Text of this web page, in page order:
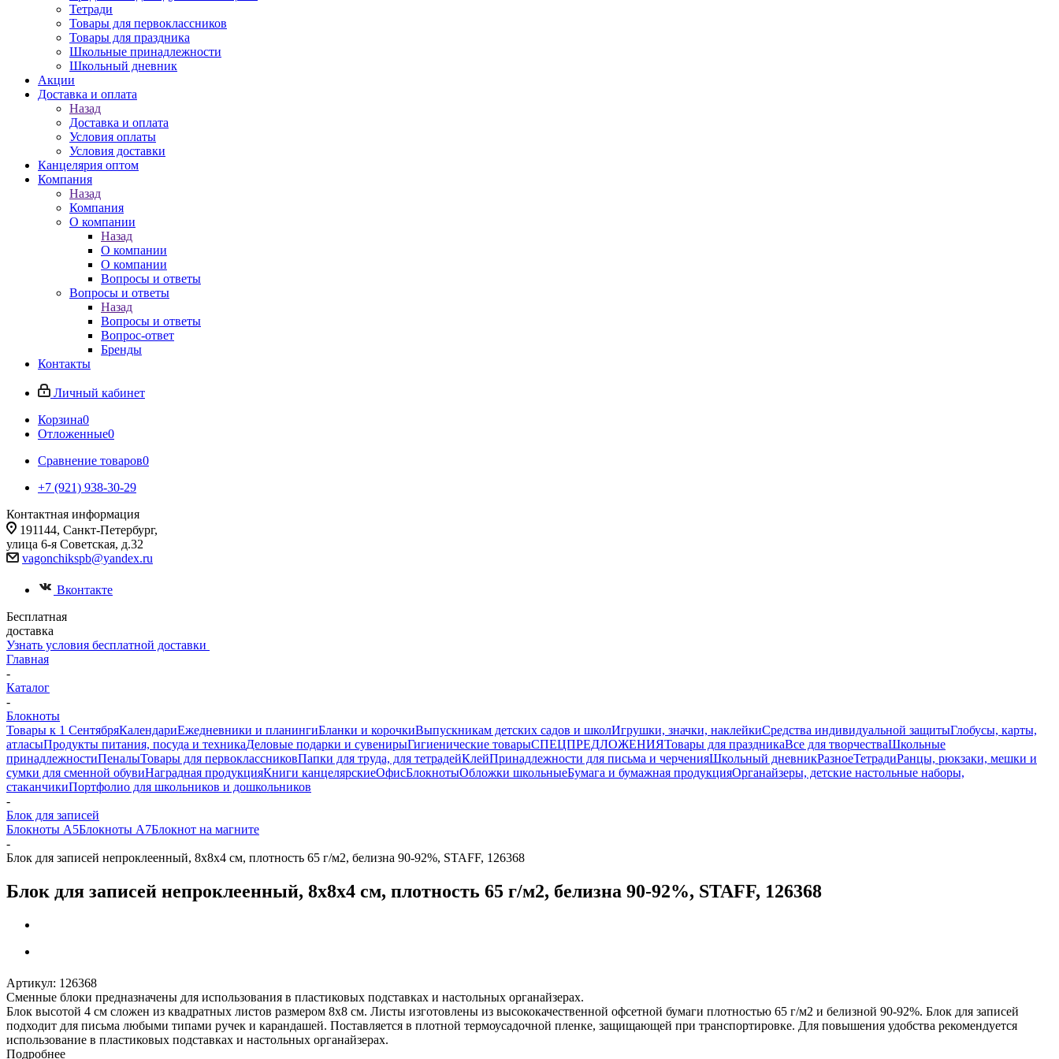
Тетради
Товары для первоклассников
Товары для праздника
Школьные принадлежности
Школьный дневник
Акции
Доставка и оплата
Назад
Доставка и оплата
Условия оплаты
Условия доставки
Канцелярия оптом
Компания
Назад
Компания
О компании
Назад
О компании
О компании
Вопросы и ответы
Вопросы и ответы
Назад
Вопросы и ответы
Вопрос-ответ
Бренды
Контакты
Личный кабинет
Корзина0
Отложенные0
Сравнение товаров0
+7 (921) 938-30-29
Контактная информация
191144, Санкт-Петербург,
улица 6-я Советская, д.32
vagonchikspb@yandex.ru
Вконтакте
Бесплатная
доставка
Узнать условия бесплатной доставки
Главная
-
Каталог
-
Блокноты
Товары к 1 СентябряКалендариЕжедневники и планингиБланки и корочкиВыпускникам детских садов и школИгрушки, значки, наклейкиСредства индивидуальной защитыГлобусы, карты,
атласыПродукты питания, посуда и техникаДеловые подарки и сувенирыГигиенические товарыСПЕЦПРЕДЛОЖЕНИЯТовары для праздникаВсе для творчестваШкольные
принадлежностиПеналыТовары для первоклассниковПапки для труда, для тетрадейКлейПринадлежности для письма и черченияШкольный дневникРазноеТетрадиРанцы, рюкзаки, мешки и
сумки для сменной обувиНаградная продукцияКниги канцелярскиеОфисБлокнотыОбложки школьныеБумага и бумажная продукцияОрганайзеры, детские настольные наборы,
стаканчикиПортфолио для школьников и дошкольников
-
Блок для записей
Блокноты А5Блокноты А7Блокнот на магните
-
Блок для записей непроклеенный, 8х8х4 см, плотность 65 г/м2, белизна 90-92%, STAFF, 126368
Блок для записей непроклеенный, 8х8х4 см, плотность 65 г/м2, белизна 90-92%, STAFF, 126368
Артикул: 126368
Сменные блоки предназначены для использования в пластиковых подставках и настольных органайзерах.
Блок высотой 4 см сложен из квадратных листов размером 8х8 см. Листы изготовлены из высококачественной офсетной бумаги плотностью 65 г/м2 и белизной 90-92%. Блок для записей
подходит для письма любыми типами ручек и карандашей. Поставляется в плотной термоусадочной пленке, защищающей при транспортировке. Для повышения удобства рекомендуется
использование в пластиковых подставках и настольных органайзерах.
Подробнее